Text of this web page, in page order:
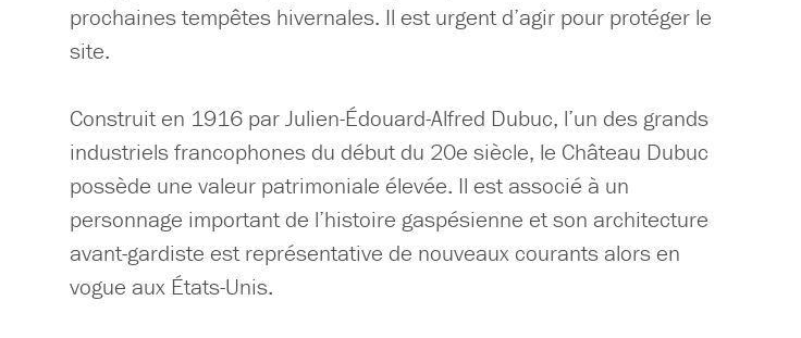
prochaines tempêtes hivernales. Il est urgent d’agir pour protéger le
site.
Construit en 1916 par Julien-Édouard-Alfred Dubuc, l’un des grands
industriels francophones du début du 20e siècle, le Château Dubuc
possède une valeur patrimoniale élevée. Il est associé à un
personnage important de l’histoire gaspésienne et son architecture
avant-gardiste est représentative de nouveaux courants alors en
vogue aux États-Unis.